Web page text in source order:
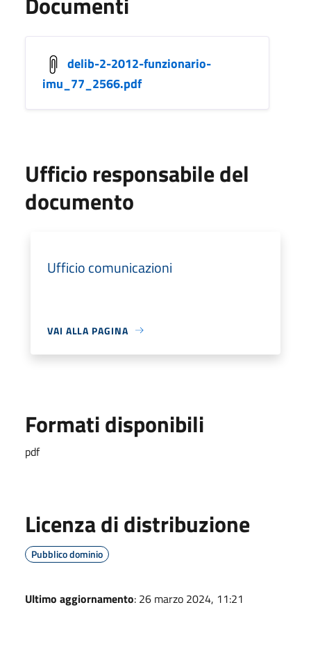
delib-2-2012-funzionario-
imu_77_2566.pdf
Ufficio responsabile del
documento
Ufficio comunicazioni
VAI ALLA PAGINA
Formati disponibili
pdf
Licenza di distribuzione
Pubblico dominio
Ultimo aggiornamento: 26 marzo 2024, 11:21